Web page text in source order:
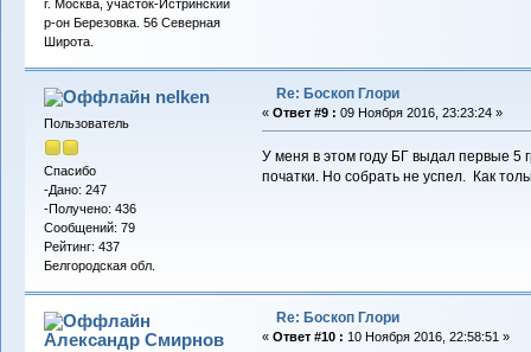
г. Москва, участок-Истринский
р-он Березовка. 56 Северная
Широта.
nelken
Пользователь
Спасибо
-Дано: 247
-Получено: 436
Сообщений: 79
Рейтинг: 437
Белгородская обл.
Re: Боскоп Глори
« Ответ #9 : 09 Ноября 2016, 23:23:24 »
У меня в этом году БГ выдал первые 5
початки. Но собрать не успел. Как
Александр Смирнов
Re: Боскоп Глори
« Ответ #10 : 10 Ноября 2016, 22:58:51 »